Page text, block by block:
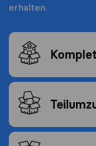
erhalten.